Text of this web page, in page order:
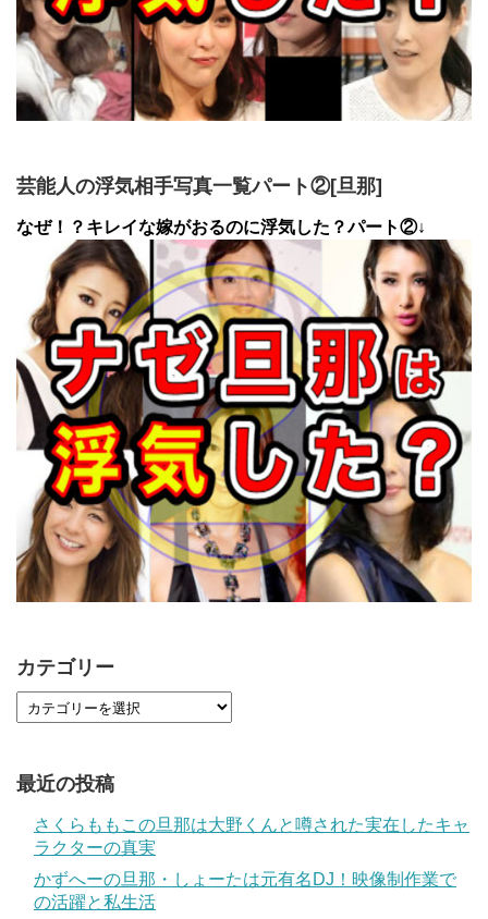
芸能人の浮気相手写真一覧パート②[旦那]
なぜ！？キレイな嫁がおるのに浮気した？パート②↓
カテゴリー
最近の投稿
さくらももこの旦那は大野くんと噂された実在したキャ
ラクターの真実
かずへーの旦那・しょーたは元有名DJ！映像制作業で
の活躍と私生活